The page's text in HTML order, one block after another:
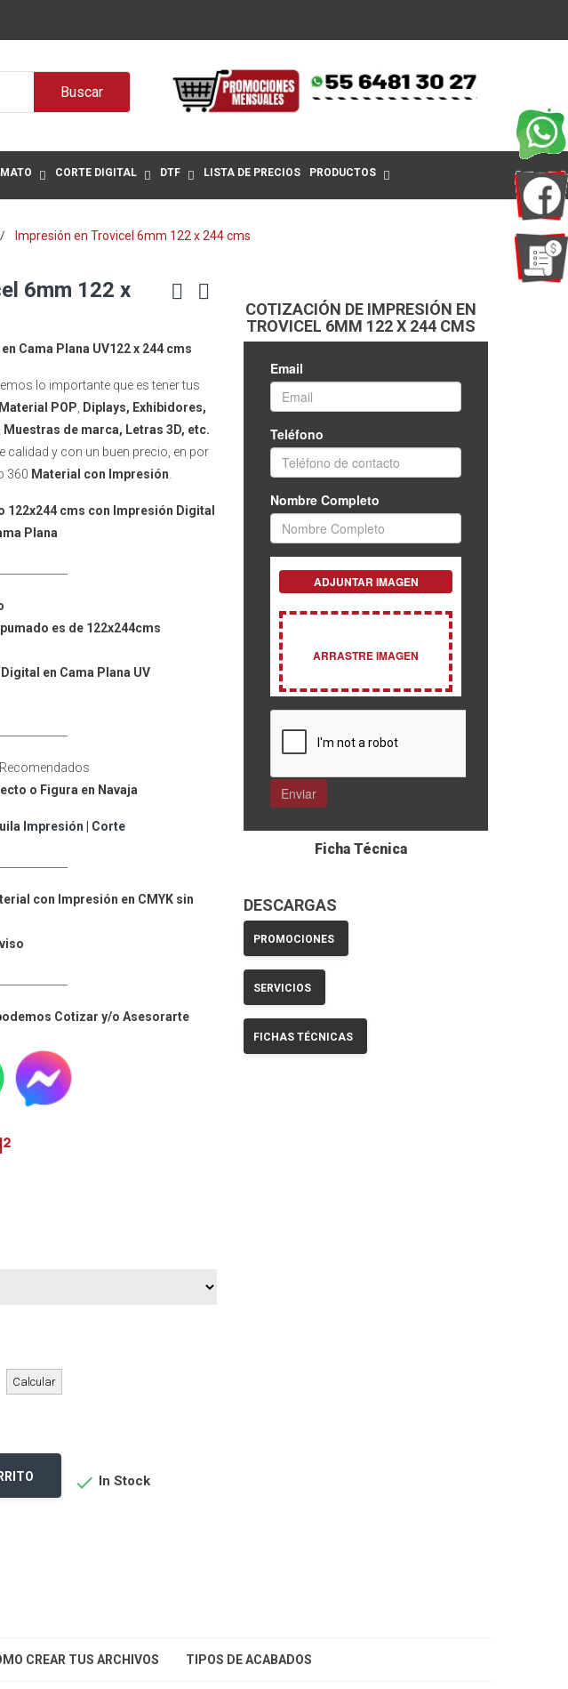
Buscar
CORTE DIGITAL DTF LISTA DE PRECIOS PRODUCTOS
Impresión en Trovicel 6mm 122 x 244 cms
6mm 122 x
Cama Plana UV122 x 244 cms
lo importante que es tener tus
Material POP
Diplays, Exhibidores,
de marca, Letras 3D, etc.
calidad y con un buen precio, en por
360 Material con Impresión
122x244 cms con Impresión Digital
Plana
es de 122x244cms
en Cama Plana UV
o Figura en Navaja
Impresión Corte
con Impresión en CMYK sin
Cotizar y/o Asesorarte
 In Stock
COTIZACIÓN DE IMPRESIÓN EN
TROVICEL 6MM 122 X 244 CMS
Ficha Técnica
DESCARGAS
PROMOCIONES
SERVICIOS
FICHAS TÉCNICAS
CREAR TUS ARCHIVOS TIPOS DE ACABADOS